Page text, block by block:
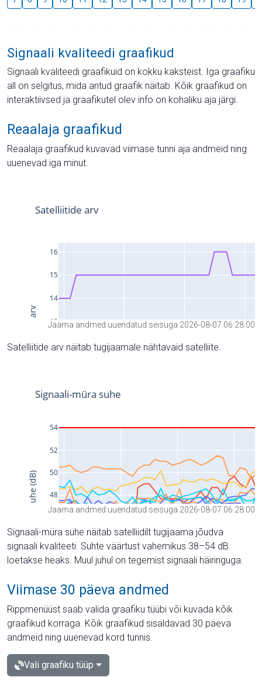
Signaali kvaliteedi graafikud
Signaali kvaliteedi graafikuid on kokku kaksteist. Iga graafiku
all on selgitus, mida antud graafik näitab. Kõik graafikud on
interaktiivsed ja graafikutel olev info on kohaliku aja järgi.
Reaalaja graafikud
Reaalaja graafikud kuvavad viimase tunni aja andmeid ning
uuenevad iga minut.
Jaama andmed uuendatud seisuga 2026-08-07 06:28:00
Satelliitide arv näitab tugijaamale nähtavaid satelliite.
Jaama andmed uuendatud seisuga 2026-08-07 06:28:00
Signaali-müra suhe näitab satelliidilt tugijaama jõudva
signaali kvaliteeti. Suhte väärtust vahemikus 38–54 dB
loetakse heaks. Muul juhul on tegemist signaali häiringuga.
Viimase 30 päeva andmed
Rippmenüüst saab valida graafiku tüübi või kuvada kõik
graafikud korraga. Kõik graafikud sisaldavad 30 päeva
andmeid ning uuenevad kord tunnis.
Vali graafiku tüüp